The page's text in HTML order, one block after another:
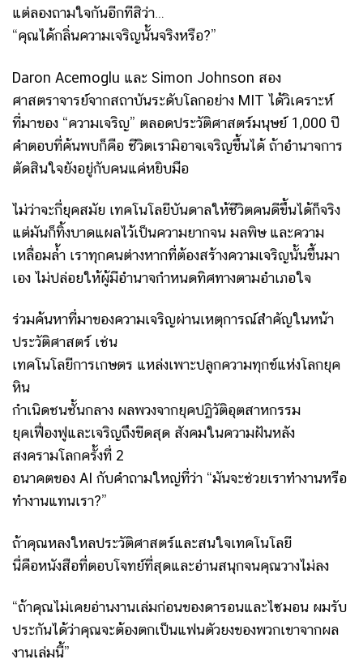
แต่ลองถามใจกันอีกทีสิว่า…
“คุณได้กลิ่นความเจริญนั้นจริงหรือ?”
Daron Acemoglu และ Simon Johnson สอง
ศาสตราจารย์จากสถาบันระดับโลกอย่าง MIT ได้วิเคราะห์
ที่มาของ “ความเจริญ” ตลอดประวัติศาสตร์มนุษย์ 1,000 ปี
คำตอบที่ค้นพบก็คือ ชีวิตเรามิอาจเจริญขึ้นได้ ถ้าอำนาจการ
ตัดสินใจยังอยู่กับคนแค่หยิบมือ
ไม่ว่าจะกี่ยุคสมัย เทคโนโลยีบันดาลให้ชีวิตคนดีขึ้นได้ก็จริง
แต่มันก็ทิ้งบาดแผลไว้เป็นความยากจน มลพิษ และความ
เหลื่อมล้ำ เราทุกคนต่างหากที่ต้องสร้างความเจริญนั้นขึ้นมา
เอง ไม่ปล่อยให้ผู้มีอำนาจกำหนดทิศทางตามอำเภอใจ
ร่วมค้นหาที่มาของความเจริญผ่านเหตุการณ์สำคัญในหน้า
ประวัติศาสตร์ เช่น
เทคโนโลยีการเกษตร แหล่งเพาะปลูกความทุกข์แห่งโลกยุค
หิน
กำเนิดชนชั้นกลาง ผลพวงจากยุคปฏิวัติอุตสาหกรรม
ยุคเฟื่องฟูและเจริญถึงขีดสุด สังคมในความฝันหลัง
สงครามโลกครั้งที่ 2
อนาคตของ AI กับคำถามใหญ่ที่ว่า “มันจะช่วยเราทำงานหรือ
ทำงานแทนเรา?”
ถ้าคุณหลงใหลประวัติศาสตร์และสนใจเทคโนโลยี
นี่คือหนังสือที่ตอบโจทย์ที่สุดและอ่านสนุกจนคุณวางไม่ลง
“ถ้าคุณไม่เคยอ่านงานเล่มก่อนของดารอนและไซมอน ผมรับ
ประกันได้ว่าคุณจะต้องตกเป็นแฟนตัวยงของพวกเขาจากผล
งานเล่มนี้”